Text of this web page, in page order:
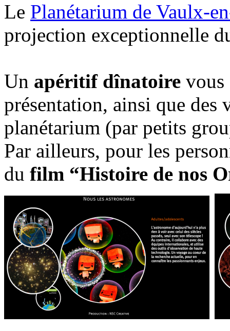
Le Planétarium de Vaulx-
projection exceptionnelle
Un apéritif dînatoire vous
présentation, ainsi que des
planétarium (par petits
Par ailleurs, pour les
du film “Histoire de nos